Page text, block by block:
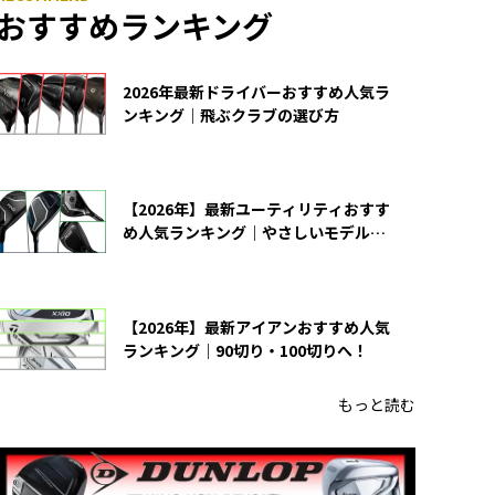
すすめランキング
2026年最新ドライバーおすすめ人気ラ
ンキング｜飛ぶクラブの選び方
【2026年】最新ユーティリティおすす
め人気ランキング｜やさしいモデルの
【2026年】最新アイアンおすすめ人気
ランキング｜90切り・100切りへ！
もっと読む